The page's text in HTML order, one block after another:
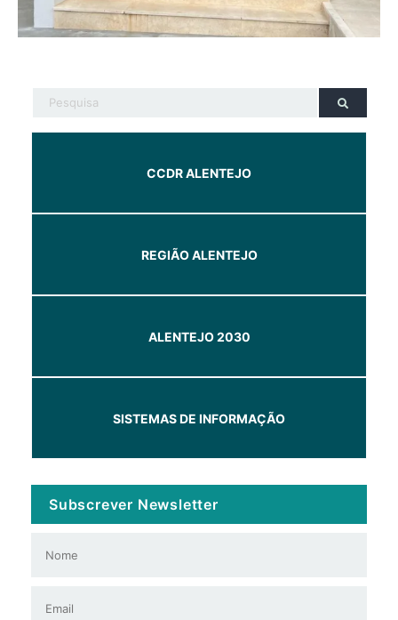
CCDR ALENTEJO
REGIÃO ALENTEJO
ALENTEJO 2030
SISTEMAS DE INFORMAÇÃO
Subscrever Newsletter